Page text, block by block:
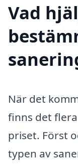
Vad
När det
finns det
priset. Först
typen av